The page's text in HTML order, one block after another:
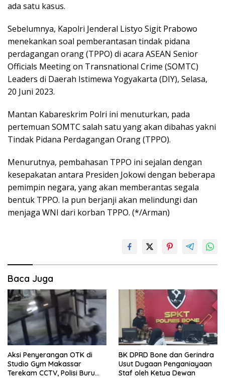
ada satu kasus.
Sebelumnya, Kapolri Jenderal Listyo Sigit Prabowo
menekankan soal pemberantasan tindak pidana
perdagangan orang (TPPO) di acara ASEAN Senior
Officials Meeting on Transnational Crime (SOMTC)
Leaders di Daerah Istimewa Yogyakarta (DIY), Selasa,
20 Juni 2023.
Mantan Kabareskrim Polri ini menuturkan, pada
pertemuan SOMTC salah satu yang akan dibahas yakni
Tindak Pidana Perdagangan Orang (TPPO).
Menurutnya, pembahasan TPPO ini sejalan dengan
kesepakatan antara Presiden Jokowi dengan beberapa
pemimpin negara, yang akan memberantas segala
bentuk TPPO. Ia pun berjanji akan melindungi dan
menjaga WNI dari korban TPPO. (*/Arman)
Baca Juga
Aksi Penyerangan OTK di
Studio Gym Makassar
Terekam CCTV, Polisi Buru
BK DPRD Bone dan Gerindra
Usut Dugaan Penganiayaan
Staf oleh Ketua Dewan